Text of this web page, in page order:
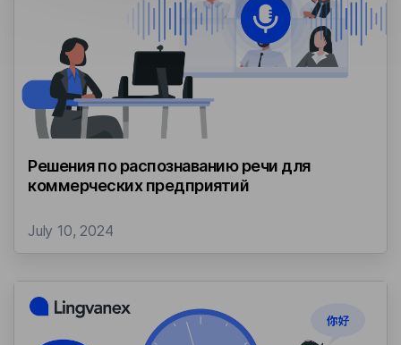
Решения по распознаванию речи для
коммерческих предприятий
July 10, 2024